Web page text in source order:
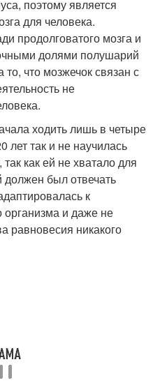
поэтому является
для человека.
продолговатого мозга и
долями полушарий
что мозжечок связан с
не
ходить лишь в четыре
лет так и не научилась
как ей не хватало для
должен был отвечать
к
организма и даже не
равновесия никакого